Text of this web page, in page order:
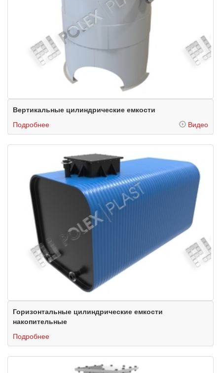
Вертикальные цилиндрические емкости
Подробнее
Видео
Горизонтальные цилиндрические емкости
накопительные
Подробнее